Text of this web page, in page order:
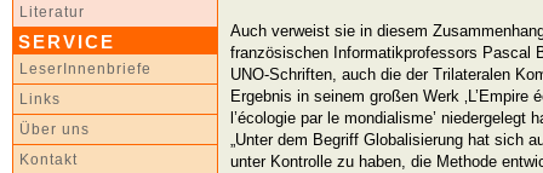
Literatur
SERVICE
LeserInnenbriefe
Links
Über uns
Kontakt
Auch verweist sie in diesem
französischen Informatikprofessors Pascal
UNO-Schriften, auch die der Trilateralen
Ergebnis in seinem großen Werk ‚L’Empire
l’écologie par le mondialisme’ niedergelegt
„Unter dem Begriff Globalisierung hat sich
unter Kontrolle zu haben, die Methode